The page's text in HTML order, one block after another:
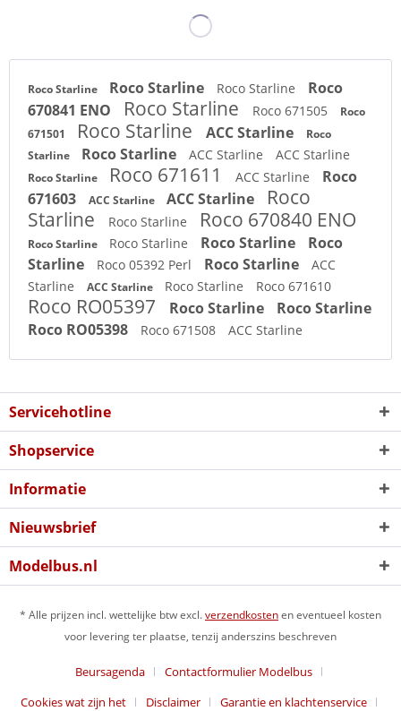
Roco Starline Roco Starline Roco Starline
Roco
670841 ENO
Roco Starline Roco 671505
Roco
671501
Roco Starline ACC Starline
Roco
Starline
Roco Starline ACC Starline ACC Starline
Roco Starline Roco 671611 ACC Starline
Roco
671603
ACC Starline ACC Starline
Roco
Starline
Roco Starline Roco 670840 ENO
Roco Starline Roco Starline Roco Starline
Roco
Starline
Roco 05392 Perl Roco Starline
ACC
Starline
ACC Starline Roco Starline Roco 671610
Roco RO05397 Roco Starline
Roco Starline
Roco RO05398
Roco 671508 ACC Starline
Servicehotline
Shopservice
Informatie
Nieuwsbrief
Modelbus.nl
* Alle prijzen incl. wettelijke btw excl.verzendkostenen eventueel kosten
voor levering ter plaatse, tenzij anderszins beschreven
Beursagenda
Contactformulier Modelbus
Cookies wat zijn het
Disclaimer
Garantie en klachtenservice